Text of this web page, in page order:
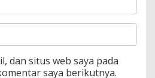
dan situs web saya pada
saya berikutnya.